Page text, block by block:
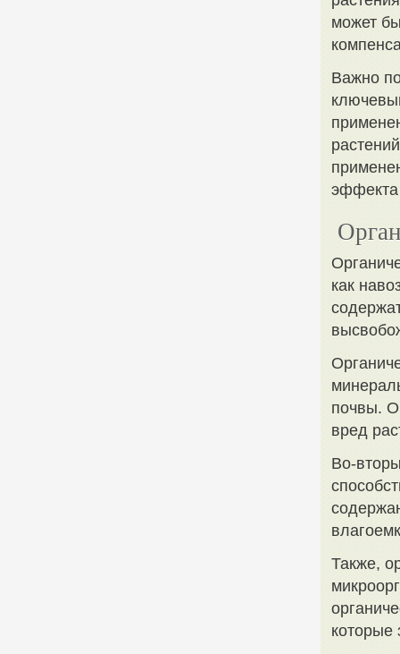
может
Важно
эффекта
как
почвы.
вред
Во-
Также,
которые